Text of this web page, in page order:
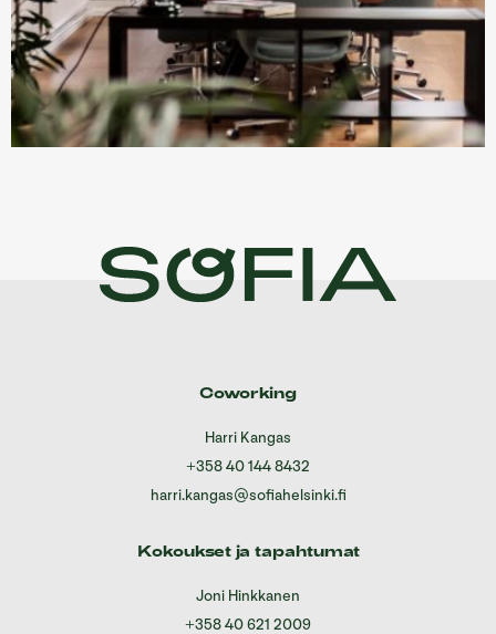
Coworking
Harri Kangas
+358 40 144 8432
harri.kangas@sofiahelsinki.fi
Kokoukset ja tapahtumat
Joni Hinkkanen
+358 40 621 2009